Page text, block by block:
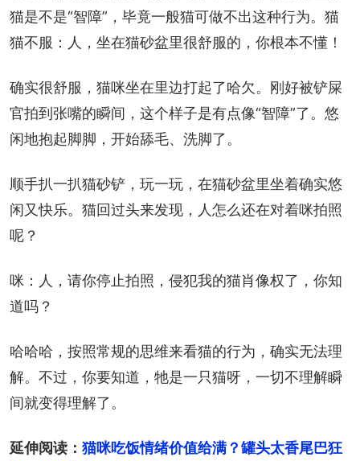
猫是不是“智障”，毕竟一般猫可做不出这种行为。猫
猫不服：人，坐在猫砂盆里很舒服的，你根本不懂！
确实很舒服，猫咪坐在里边打起了哈欠。刚好被铲屎
官拍到张嘴的瞬间，这个样子是有点像“智障”了。悠
闲地抱起脚脚，开始舔毛、洗脚了。
顺手扒一扒猫砂铲，玩一玩，在猫砂盆里坐着确实悠
闲又快乐。猫回过头来发现，人怎么还在对着咪拍照
呢？
咪：人，请你停止拍照，侵犯我的猫肖像权了，你知
道吗？
哈哈哈，按照常规的思维来看猫的行为，确实无法理
解。不过，你要知道，牠是一只猫呀，一切不理解瞬
间就变得理解了。
延伸阅读： 猫咪吃饭情绪价值给满？罐头太香尾巴狂